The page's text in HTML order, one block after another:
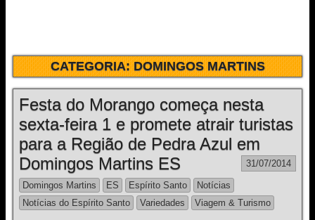
CATEGORIA:DOMINGOS MARTINS
Festa do Morango começa nesta
sexta-feira 1 e promete atrair turistas
para a Região de Pedra Azul em
Domingos Martins ES
31/07/2014
Domingos Martins ES Espírito Santo
Notícias
Notícias do Espírito Santo
Variedades Viagem & Turismo